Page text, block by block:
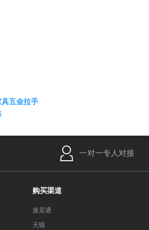
五金拉手
一对一专人对接
购买渠道
速卖通
天猫